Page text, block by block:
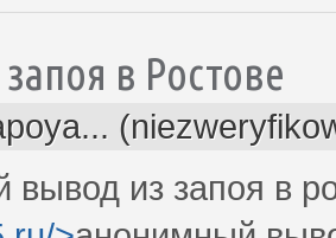
в Ростове
вывод из запоя в